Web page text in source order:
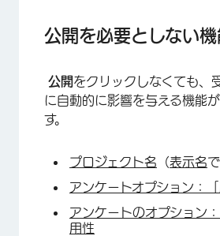
公開を必要としない
公開をクリックしなくても、
に自動的に影響を与える機能
す。
プロジェクト名 （表示名
アンケートオプション：
アンケートのオプション
用性